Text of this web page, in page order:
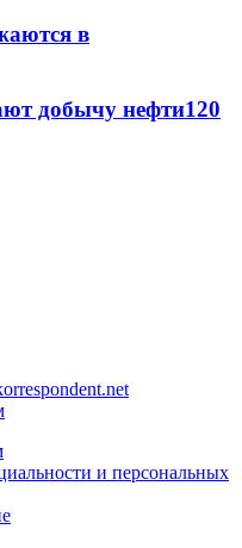
в
добычу нефти120
и персональных